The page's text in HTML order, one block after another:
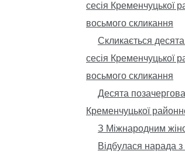
сесія Кременчуцької
восьмого скликання
Скликається
сесія Кременчуцької
восьмого скликання
Десята позачергова
Кременчуцької
З Міжнародним
Відбулася нарада